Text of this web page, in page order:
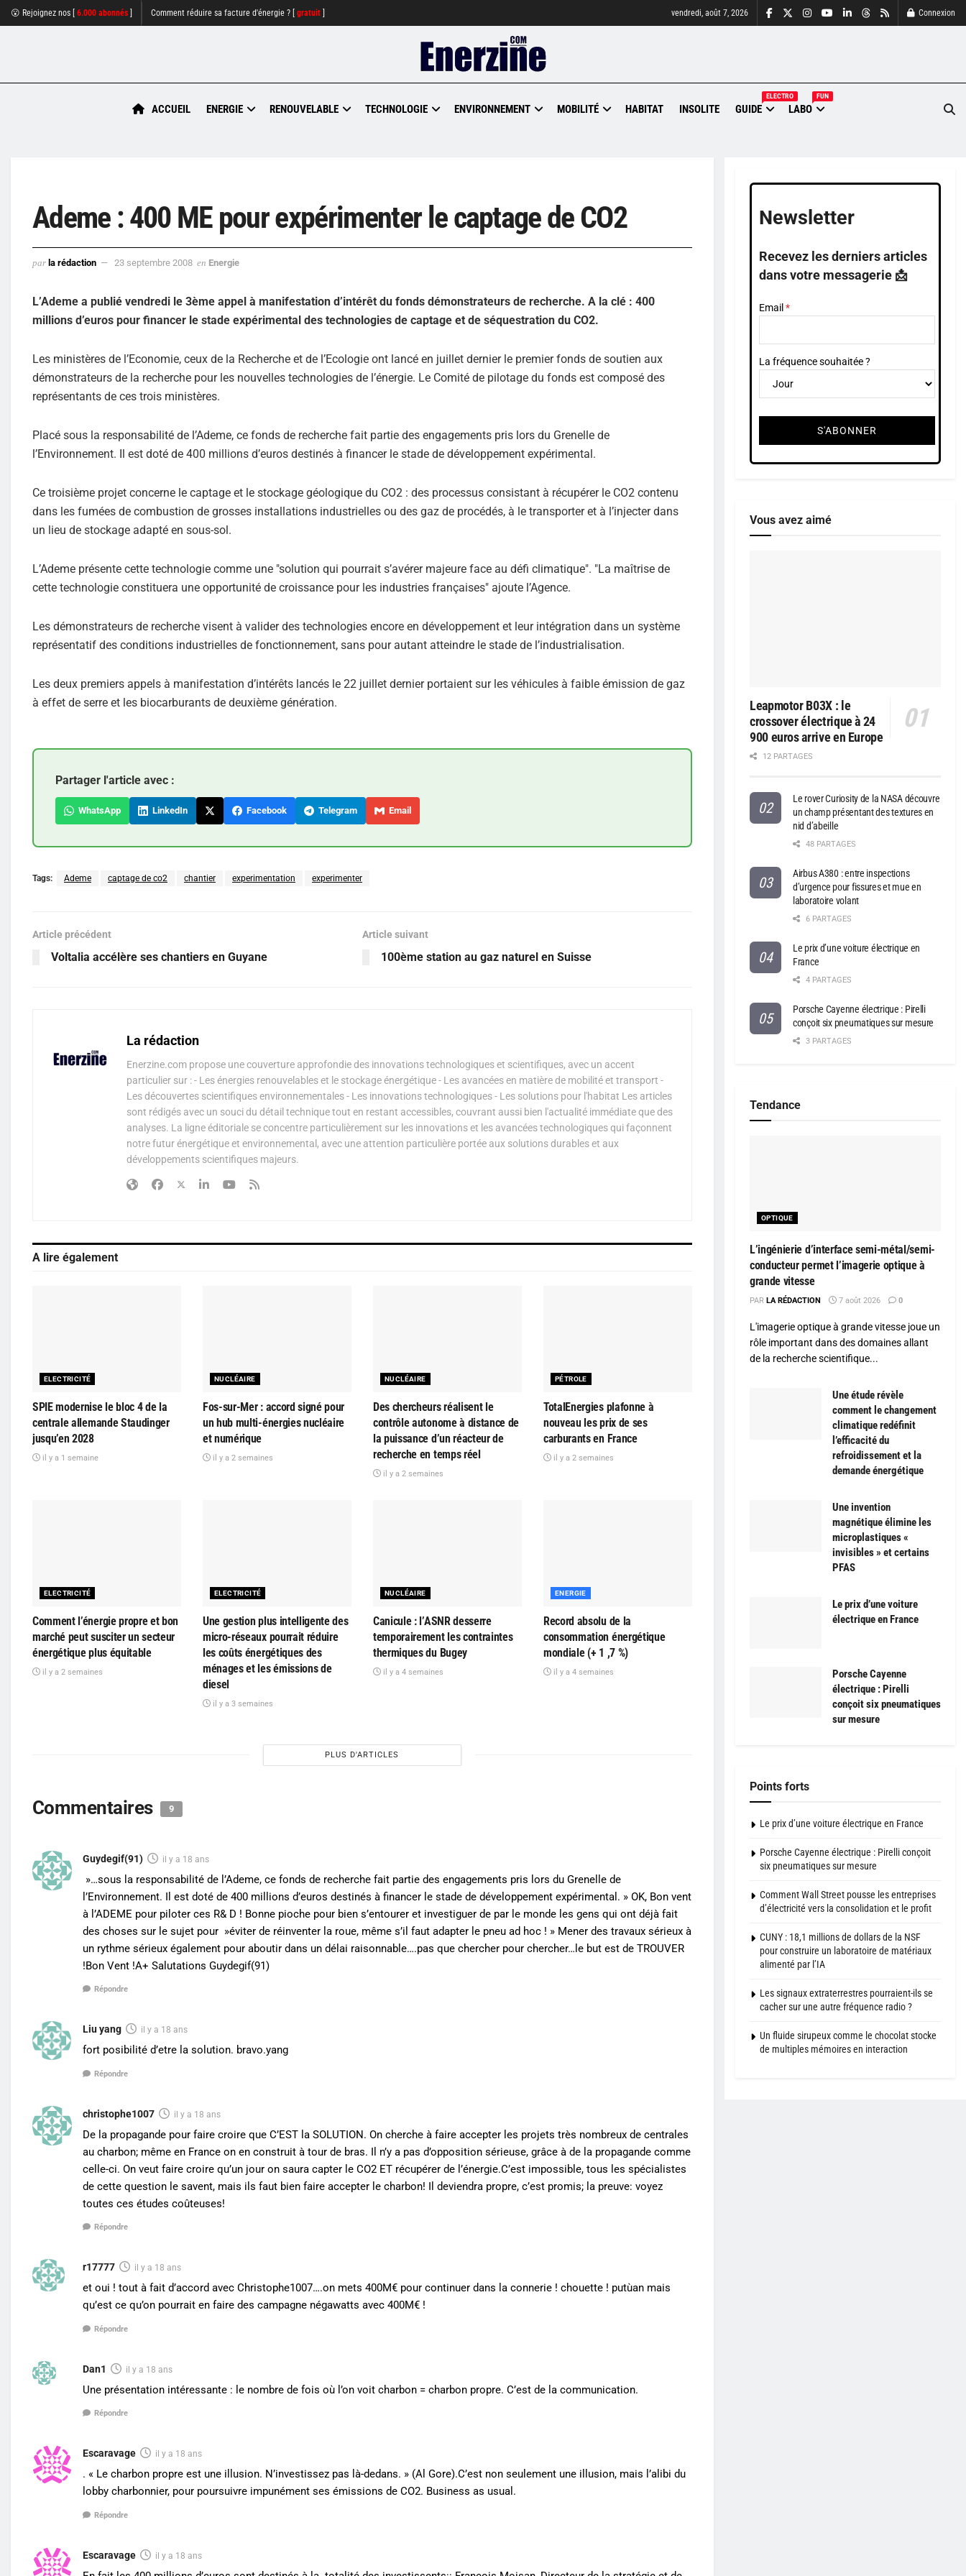
😮 Rejoignez nos [ 6.000 abonnés Comment réduire sa facture d'énergie ? [ gratuit vendredi, août 7, 2026 Connexion
ACCUEIL ENERGIE RENOUVELABLE TECHNOLOGIE ENVIRONNEMENT MOBILITÉ HABITAT INSOLITE GUIDE
ELECTRO
LABO
FUN
Ademe : 400 ME pour expérimenter le captage de CO2
par la rédaction 23 septembre 2008 en Energie
L’Ademe a publié vendredi le 3ème appel à manifestation d’intérêt du fonds démonstrateurs de recherche. A la clé : 400
millions d’euros pour financer le stade expérimental des technologies de captage et de séquestration du CO2.
Les ministères de l’Economie, ceux de la Recherche et de l’Ecologie ont lancé en juillet dernier le premier fonds de soutien aux
démonstrateurs de la recherche pour les nouvelles technologies de l’énergie. Le Comité de pilotage du fonds est composé des
représentants de ces trois ministères.
Placé sous la responsabilité de l’Ademe, ce fonds de recherche fait partie des engagements pris lors du Grenelle de
l’Environnement. Il est doté de 400 millions d’euros destinés à financer le stade de développement expérimental.
Ce troisième projet concerne le captage et le stockage géologique du CO2 : des processus consistant à récupérer le CO2 contenu
dans les fumées de combustion de grosses installations industrielles ou des gaz de procédés, à le transporter et à l’injecter dans
un lieu de stockage adapté en sous-sol.
L’Ademe présente cette technologie comme une "solution qui pourrait s’avérer majeure face au défi climatique". "La maîtrise de
cette technologie constituera une opportunité de croissance pour les industries françaises" ajoute l’Agence.
Les démonstrateurs de recherche visent à valider des technologies encore en développement et leur intégration dans un système
représentatif des conditions industrielles de fonctionnement, sans pour autant atteindre le stade de l’industrialisation.
Les deux premiers appels à manifestation d’intérêts lancés le 22 juillet dernier portaient sur les véhicules à faible émission de gaz
à effet de serre et les biocarburants de deuxième génération.
Partager l'article avec :
WhatsApp LinkedIn Facebook Telegram Email
Tags: Ademe captage de co2 chantier experimentation experimenter
Article précédent
Voltalia accélère ses chantiers en Guyane
Article suivant
100ème station au gaz naturel en Suisse
La rédaction
Enerzine.com propose une couverture approfondie des innovations technologiques et scientifiques, avec un accent
particulier sur : - Les énergies renouvelables et le stockage énergétique - Les avancées en matière de mobilité et transport -
Les découvertes scientifiques environnementales - Les innovations technologiques - Les solutions pour l'habitat Les articles
sont rédigés avec un souci du détail technique tout en restant accessibles, couvrant aussi bien l'actualité immédiate que des
analyses. La ligne éditoriale se concentre particulièrement sur les innovations et les avancées technologiques qui façonnent
notre futur énergétique et environnemental, avec une attention particulière portée aux solutions durables et aux
développements scientifiques majeurs.
A lire également
ELECTRICITÉ
SPIE modernise le bloc 4 de la
centrale allemande Staudinger
jusqu’en 2028
il y a 1 semaine
NUCLÉAIRE
Fos-sur-Mer : accord signé pour
un hub multi-énergies nucléaire
et numérique
il y a 2 semaines
NUCLÉAIRE
Des chercheurs réalisent le
contrôle autonome à distance de
la puissance d’un réacteur de
recherche en temps réel
il y a 2 semaines
PÉTROLE
TotalEnergies plafonne à
nouveau les prix de ses
carburants en France
il y a 2 semaines
ELECTRICITÉ
Comment l’énergie propre et bon
marché peut susciter un secteur
énergétique plus équitable
il y a 2 semaines
ELECTRICITÉ
Une gestion plus intelligente des
micro-réseaux pourrait réduire
les coûts énergétiques des
ménages et les émissions de
diesel
il y a 3 semaines
NUCLÉAIRE
Canicule : l’ASNR desserre
temporairement les contraintes
thermiques du Bugey
il y a 4 semaines
ENERGIE
Record absolu de la
consommation énergétique
mondiale (+ 1 ,7 %)
il y a 4 semaines
PLUS D'ARTICLES
Commentaires 9
Guydegif(91) il y a 18 ans
»…sous la responsabilité de l’Ademe, ce fonds de recherche fait partie des engagements pris lors du Grenelle de
l’Environnement. Il est doté de 400 millions d’euros destinés à financer le stade de développement expérimental. » OK, Bon vent
à l’ADEME pour piloter ces R& D ! Bonne pioche pour bien s’entourer et investiguer de par le monde les gens qui ont déjà fait
des choses sur le sujet pour »éviter de réinventer la roue, même s’il faut adapter le pneu ad hoc ! » Mener des travaux sérieux à
un rythme sérieux également pour aboutir dans un délai raisonnable….pas que chercher pour chercher…le but est de TROUVER
!Bon Vent !A+ Salutations Guydegif(91)
Répondre
Liu yang il y a 18 ans
fort posibilité d’etre la solution. bravo.yang
Répondre
christophe1007 il y a 18 ans
De la propagande pour faire croire que C’EST la SOLUTION. On cherche à faire accepter les projets très nombreux de centrales
au charbon; même en France on en construit à tour de bras. Il n’y a pas d’opposition sérieuse, grâce à de la propagande comme
celle-ci. On veut faire croire qu’un jour on saura capter le CO2 ET récupérer de l’énergie.C’est impossible, tous les spécialistes
de cette question le savent, mais ils faut bien faire accepter le charbon! Il deviendra propre, c’est promis; la preuve: voyez
toutes ces études coûteuses!
Répondre
r17777 il y a 18 ans
et oui ! tout à fait d’accord avec Christophe1007….on mets 400M€ pour continuer dans la connerie ! chouette ! putùan mais
qu’est ce qu’on pourrait en faire des campagne négawatts avec 400M€ !
Répondre
Dan1 il y a 18 ans
Une présentation intéressante : le nombre de fois où l’on voit charbon = charbon propre. C’est de la communication.
Répondre
Escaravage il y a 18 ans
. « Le charbon propre est une illusion. N’investissez pas là-dedans. » (Al Gore).C’est non seulement une illusion, mais l’alibi du
lobby charbonnier, pour poursuivre impunément ses émissions de CO2. Business as usual.
Répondre
Escaravage il y a 18 ans
Newsletter
Recevez les derniers articles
dans votre messagerie 📩
Email
La fréquence souhaitée ?
Vous avez aimé
Leapmotor B03X : le
crossover électrique à 24
900 euros arrive en Europe
12 PARTAGES
Le rover Curiosity de la NASA découvre
un champ présentant des textures en
nid d’abeille
48 PARTAGES
Airbus A380 : entre inspections
d’urgence pour fissures et mue en
laboratoire volant
6 PARTAGES
Le prix d’une voiture électrique en
France
4 PARTAGES
Porsche Cayenne électrique : Pirelli
conçoit six pneumatiques sur mesure
3 PARTAGES
Tendance
OPTIQUE
L’ingénierie d’interface semi-métal/semi-
conducteur permet l’imagerie optique à
grande vitesse
PAR LA RÉDACTION 7 août 2026 0
L'imagerie optique à grande vitesse joue un
rôle important dans des domaines allant
de la recherche scientifique...
Une étude révèle
comment le changement
climatique redéfinit
l’efficacité du
refroidissement et la
demande énergétique
Une invention
magnétique élimine les
microplastiques «
invisibles » et certains
PFAS
Le prix d’une voiture
électrique en France
Porsche Cayenne
électrique : Pirelli
conçoit six pneumatiques
sur mesure
Points forts
Le prix d’une voiture électrique en France
Porsche Cayenne électrique : Pirelli conçoit
six pneumatiques sur mesure
Comment Wall Street pousse les entreprises
d’électricité vers la consolidation et le profit
CUNY : 18,1 millions de dollars de la NSF
pour construire un laboratoire de matériaux
alimenté par l’IA
Les signaux extraterrestres pourraient-ils se
cacher sur une autre fréquence radio ?
Un fluide sirupeux comme le chocolat stocke
de multiples mémoires en interaction